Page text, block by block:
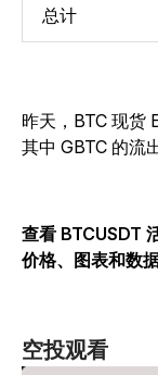
总计
昨天，BTC 现货
其中 GBTC 的流
查看 BTCUSDT
价格、图表和数
空投观看